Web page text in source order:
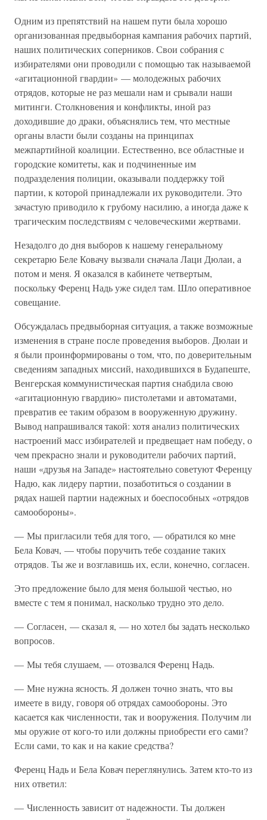
Одним из препятствий на нашем пути была хорошо
организованная предвыборная кампания рабочих партий,
наших политических соперников. Свои собрания с
избирателями они проводили с помощью так называемой
«агитационной гвардии» — молодежных рабочих
отрядов, которые не раз мешали нам и срывали наши
митинги. Столкновения и конфликты, иной раз
доходившие до драки, объяснялись тем, что местные
органы власти были созданы на принципах
межпартийной коалиции. Естественно, все областные и
городские комитеты, как и подчиненные им
подразделения полиции, оказывали поддержку той
партии, к которой принадлежали их руководители. Это
зачастую приводило к грубому насилию, а иногда даже к
трагическим последствиям с человеческими жертвами.
Незадолго до дня выборов к нашему генеральному
секретарю Беле Ковачу вызвали сначала Лаци Дюлаи, а
потом и меня. Я оказался в кабинете четвертым,
поскольку Ференц Надь уже сидел там. Шло оперативное
совещание.
Обсуждалась предвыборная ситуация, а также возможные
изменения в стране после проведения выборов. Дюлаи и
я были проинформированы о том, что, по доверительным
сведениям западных миссий, находившихся в Будапеште,
Венгерская коммунистическая партия снабдила свою
«агитационную гвардию» пистолетами и автоматами,
превратив ее таким образом в вооруженную дружину.
Вывод напрашивался такой: хотя анализ политических
настроений масс избирателей и предвещает нам победу, о
чем прекрасно знали и руководители рабочих партий,
наши «друзья на Западе» настоятельно советуют Ференцу
Надю, как лидеру партии, позаботиться о создании в
рядах нашей партии надежных и боеспособных «отрядов
самообороны».
— Мы пригласили тебя для того, — обратился ко мне
Бела Ковач, — чтобы поручить тебе создание таких
отрядов. Ты же и возглавишь их, если, конечно, согласен.
Это предложение было для меня большой честью, но
вместе с тем я понимал, насколько трудно это дело.
— Согласен, — сказал я, — но хотел бы задать несколько
вопросов.
— Мы тебя слушаем, — отозвался Ференц Надь.
— Мне нужна ясность. Я должен точно знать, что вы
имеете в виду, говоря об отрядах самообороны. Это
касается как численности, так и вооружения. Получим ли
мы оружие от кого-то или должны приобрести его сами?
Если сами, то как и на какие средства?
Ференц Надь и Бела Ковач переглянулись. Затем кто-то из
них ответил:
— Численность зависит от надежности. Ты должен